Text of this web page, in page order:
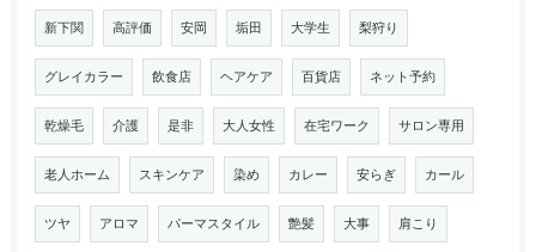
新下関 高評価 安岡 垢田 大学生 梨狩り
グレイカラー 飲食店 ヘアケア 百貨店 ネット予約
乾燥毛 介護 是非 大人女性 在宅ワーク サロン専用
老人ホーム スキンケア 染め カレー 安らぎ カール
ツヤ アロマ パーマスタイル 艶髪 大事 肩こり